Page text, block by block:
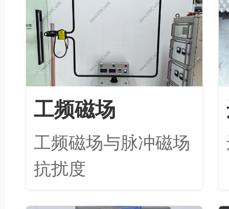
工频磁场
工频磁场与脉冲磁场
抗扰度